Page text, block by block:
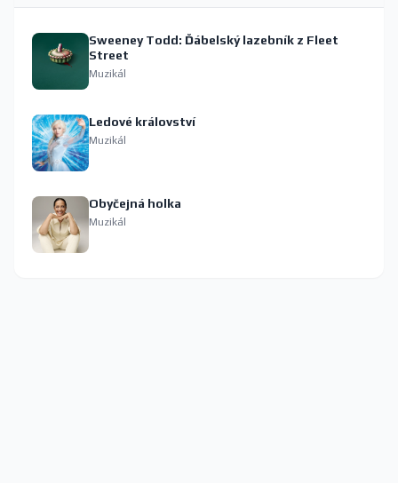
Sweeney Todd: Ďábelský lazebník z Fleet
Street
Muzikál
Ledové království
Muzikál
Obyčejná holka
Muzikál